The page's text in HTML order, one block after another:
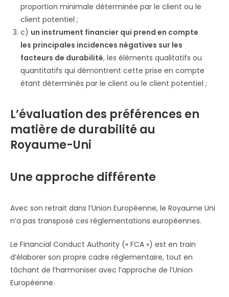
proportion minimale déterminée par le client ou le
client potentiel ;
c) un instrument financier qui prend en compte
les principales incidences négatives sur les
facteurs de durabilité, les éléments qualitatifs ou
quantitatifs qui démontrent cette prise en compte
étant déterminés par le client ou le client potentiel ;
L’évaluation des préférences en
matière de durabilité au
Royaume-Uni
Une approche différente
Avec son retrait dans l’Union Européenne, le Royaume Uni
n’a pas transposé ces réglementations européennes.
Le Financial Conduct Authority (« FCA ») est en train
d’élaborer son propre cadre règlementaire, tout en
tâchant de l’harmoniser avec l’approche de l’Union
Européenne.